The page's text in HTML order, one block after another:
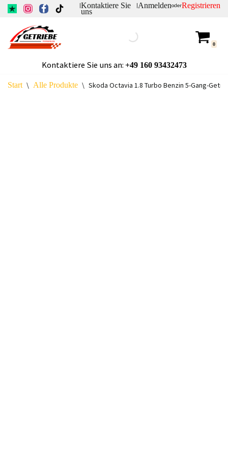
Inhalt
springen
|Kontaktiere Sie
uns
|AnmeldenoderRegistrieren
0
Kontaktiere Sie uns an: +49160 93432473
Start \ Alle Produkte \ Skoda Octavia 1.8 Turbo Benzin 5-Gang-